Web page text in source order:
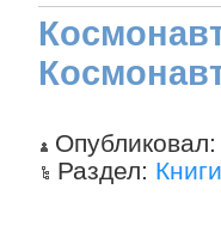
Опубликовал:
Раздел: Книги